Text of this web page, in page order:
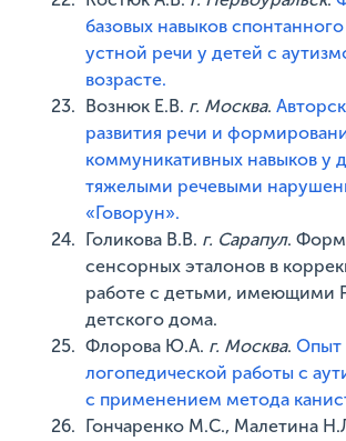
базовых навыков спонтанного
устной речи у детей с
возрасте.
Вознюк Е.В. г. Москва.
развития речи и
коммуникативных навыков у
тяжелыми речевыми
«Говорун».
Голикова В.В. г. Сарапул.
сенсорных эталонов в
работе с детьми, имеющими
детского дома.
Флорова Ю.А. г. Москва.Опыт
логопедической работы с
с применением метода
Гончаренко М.С., Малетина